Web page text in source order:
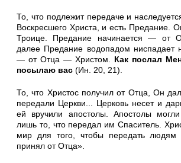
То, что подлежит передаче и
Вос­кресшего Христа, и есть Предание.
Троице. Предание начинается — от
далее Предание во­допадом
— от Отца — Христом. Как послал
посылаю вас (Ин. 20, 21).
То, что Христос получил от Отца, Он
пе­редали Церкви... Церковь несет и
ей вручи­ли апостолы. Апостолы
лишь то, что пере­дал им Спаситель.
мир для того, чтобы пе­редать
принял от Отца».